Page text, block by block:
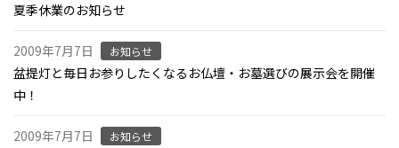
夏季休業のお知らせ
2009年7月7日 お知らせ
盆提灯と毎日お参りしたくなるお仏壇・お墓選びの展示会を開催
中！
2009年7月7日 お知らせ